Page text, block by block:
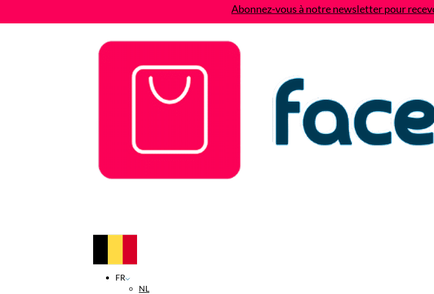
Abonnez-vous à notre newsletter pour
FR
NL